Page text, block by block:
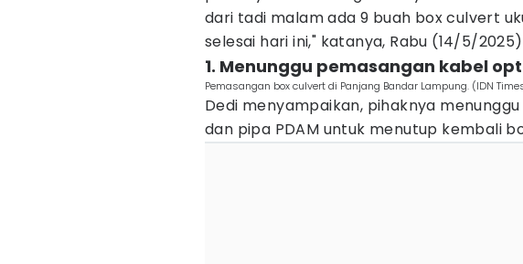
dari tadi malam ada 9 buah box culvert
selesai hari ini," katanya, Rabu (14/5/
1. Menunggu pemasangan kabel
Pemasangan box culvert di Panjang Bandar Lampung. (IDN
Dedi menyampaikan, pihaknya
dan pipa PDAM untuk menutup kembali